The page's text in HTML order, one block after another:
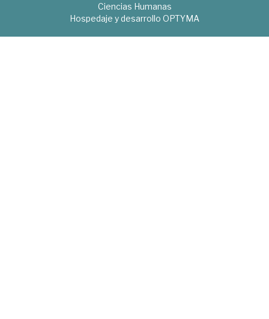
Ciencias Humanas
Hospedaje y desarrollo OPTYMA